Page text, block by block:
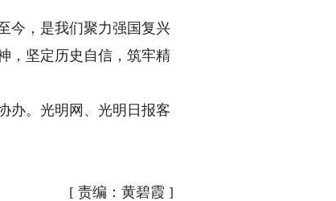
今，是我们聚力强国复兴
，坚定历史自信，筑牢精
。光明网、光明日报客
[ 责编：黄碧霞 ]